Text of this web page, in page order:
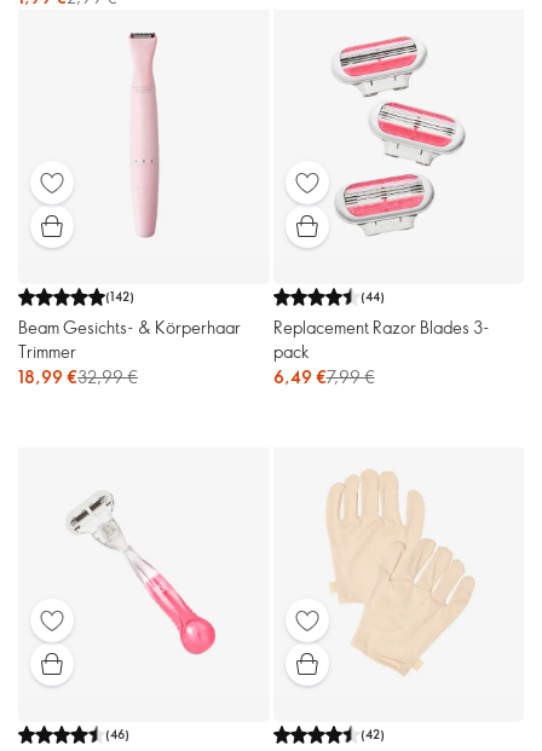
(142)
Beam Gesichts- & Körperhaar
Trimmer
18,99 €32,99 €
(44)
Replacement Razor Blades 3-
pack
6,49 €7,99 €
(46) (42)